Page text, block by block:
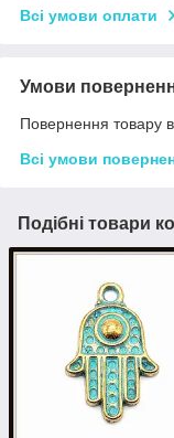
Всі умови оплати
Умови
Повернення товару
Всі умови
Подібні товари